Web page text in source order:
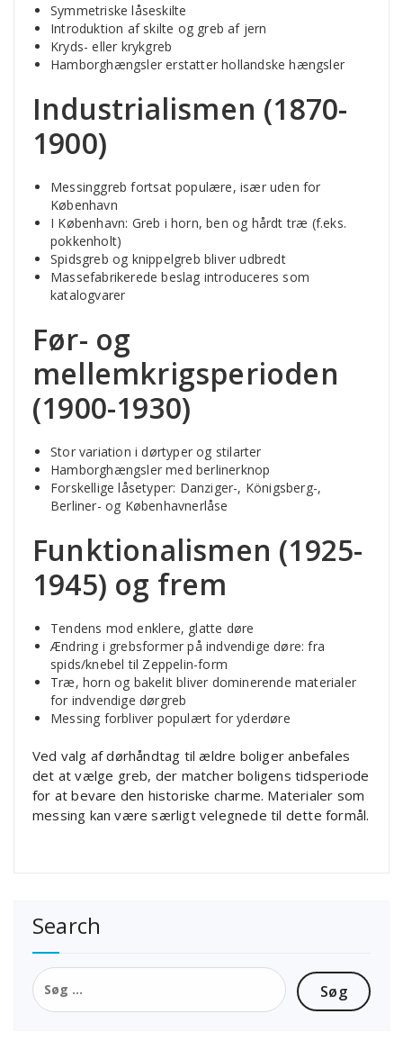
Symmetriske låseskilte
Introduktion af skilte og greb af jern
Kryds- eller krykgreb
Hamborghængsler erstatter hollandske hængsler
Industrialismen (1870-
1900)
Messinggreb fortsat populære, især uden for
København
I København: Greb i horn, ben og hårdt træ (f.eks.
pokkenholt)
Spidsgreb og knippelgreb bliver udbredt
Massefabrikerede beslag introduceres som
katalogvarer
Før- og
mellemkrigsperioden
(1900-1930)
Stor variation i dørtyper og stilarter
Hamborghængsler med berlinerknop
Forskellige låsetyper: Danziger-, Königsberg-,
Berliner- og Københavnerlåse
Funktionalismen (1925-
1945) og frem
Tendens mod enklere, glatte døre
Ændring i grebsformer på indvendige døre: fra
spids/knebel til Zeppelin-form
Træ, horn og bakelit bliver dominerende materialer
for indvendige dørgreb
Messing forbliver populært for yderdøre
Ved valg af dørhåndtag til ældre boliger anbefales
det at vælge greb, der matcher boligens tidsperiode
for at bevare den historiske charme. Materialer som
messing kan være særligt velegnede til dette formål.
Search
Søg
efter: